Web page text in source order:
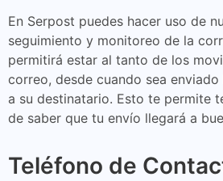
En Serpost puedes hacer uso de
seguimiento y monitoreo de la
permitirá estar al tanto de los
correo, desde cuando sea
a su destinatario. Esto te permite
de saber que tu envío llegará a
Teléfono de